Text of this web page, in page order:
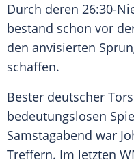
Durch deren 26:30-
bestand schon vor
den anvisierten
schaffen.
Bester deutscher
bedeutungslosen
Samstagabend war
Treffern. Im letzten